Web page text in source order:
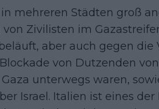
mehreren Städten groß
Zivilisten im
aber auch gegen
von Dutzenden
unterwegs waren,
Israel. Italien ist eines